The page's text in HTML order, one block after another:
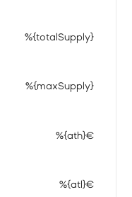
%{totalSupply}
%{maxSupply}
%{ath}€
%{atl}€